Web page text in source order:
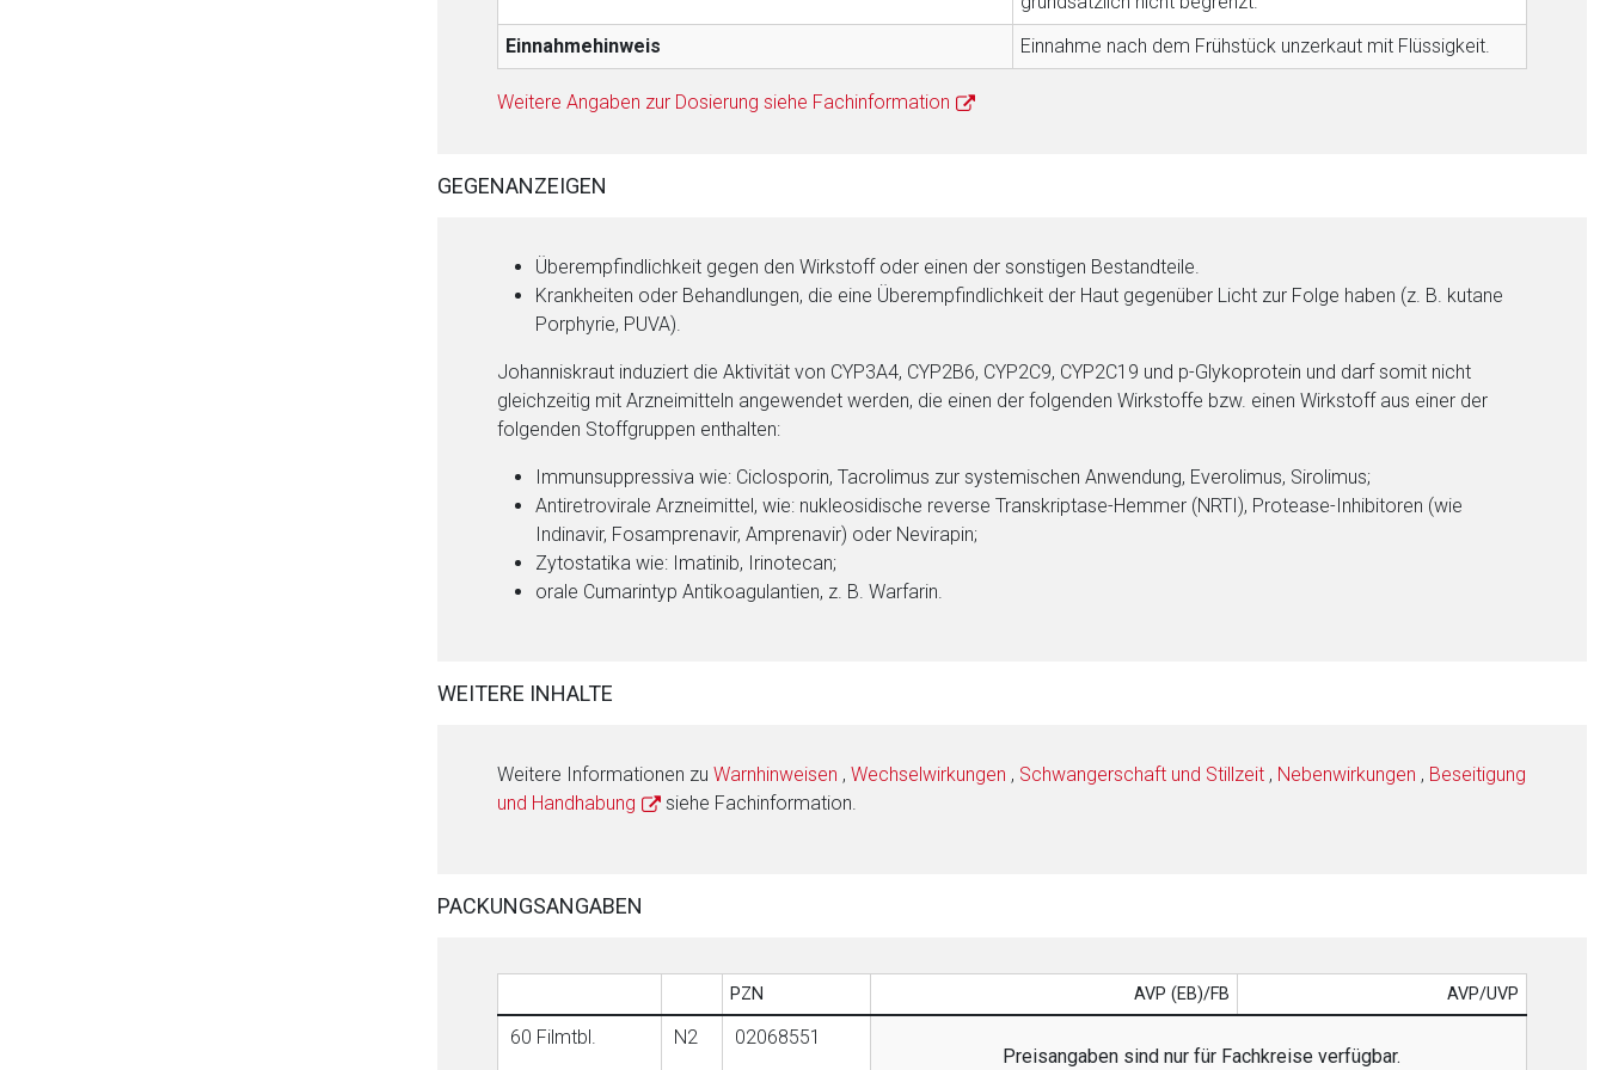
Einnahmehinweis
Einnahme nach dem Frühstück unzerkaut mit Flüssigkeit.
Weitere Angaben zur Dosierung siehe Fachinformation
GEGENANZEIGEN
Überempfindlichkeit gegen den Wirkstoff oder einen der sonstigen Bestandteile.
Krankheiten oder Behandlungen, die eine Überempfindlichkeit der Haut gegenüber Licht zur Folge haben (z. B. kutane
Porphyrie, PUVA).
Johanniskraut induziert die Aktivität von CYP3A4, CYP2B6, CYP2C9, CYP2C19 und p-Glykoprotein und darf somit nicht
gleichzeitig mit Arzneimitteln angewendet werden, die einen der folgenden Wirkstoffe bzw. einen Wirkstoff aus einer der
folgenden Stoffgruppen enthalten:
Immunsuppressiva wie: Ciclosporin, Tacrolimus zur systemischen Anwendung, Everolimus, Sirolimus;
Antiretrovirale Arzneimittel, wie: nukleosidische reverse Transkriptase-Hemmer (NRTI), Protease-Inhibitoren (wie
Indinavir, Fosamprenavir, Amprenavir) oder Nevirapin;
Zytostatika wie: Imatinib, Irinotecan;
orale Cumarintyp Antikoagulantien, z. B. Warfarin.
WEITERE INHALTE
Weitere Informationen zu Warnhinweisen , Wechselwirkungen , Schwangerschaft und Stillzeit , Nebenwirkungen , Beseitigung
und Handhabung
siehe Fachinformation.
PACKUNGSANGABEN
PZN AVP (EB)/FB AVP/UVP
60 Filmtbl. N2
02068551
Preisangaben sind nur für Fachkreise verfügbar.